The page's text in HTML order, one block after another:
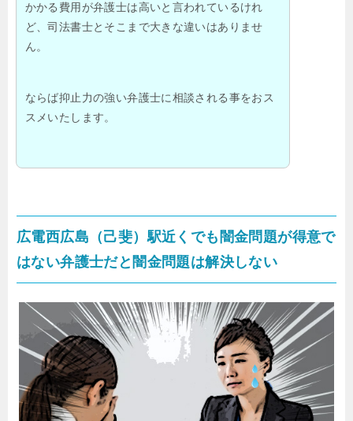
かかる費用が弁護士は高いと言われているけれ
ど、司法書士とそこまで大きな違いはありませ
ん。
ならば抑止力の強い弁護士に相談される事をおス
スメいたします。
広電西広島（己斐）駅近くでも闇金問題が得意で
はない弁護士だと闇金問題は解決しない